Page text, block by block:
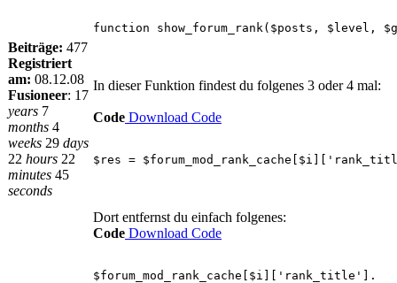
Beiträge: 477
Registriert
am: 08.12.08
Fusioneer: 17
years 7
months 4
weeks 29 days
22 hours 22
minutes 45
seconds
function show_forum_rank($posts, $level,
In dieser Funktion findest du folgenes 3 oder 4 mal:
Code Download Code
$res =
Dort entfernst du einfach folgenes:
Code Download Code
$forum_mod_rank_cache[$i]['rank_title'].